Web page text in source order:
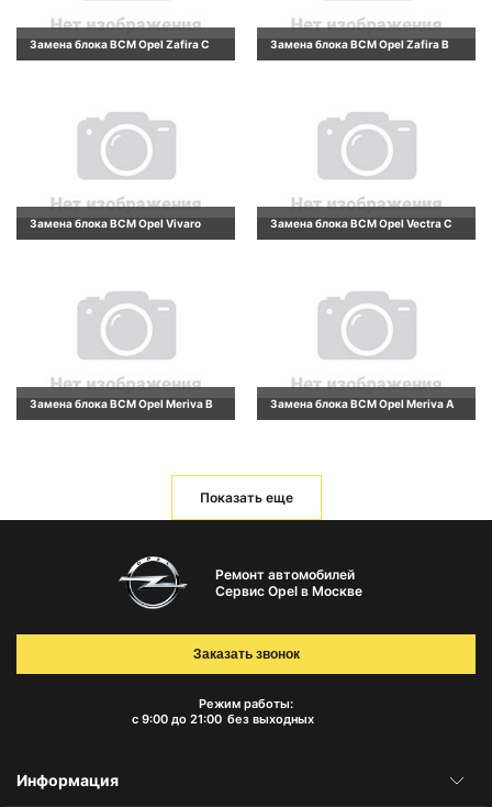
Замена блока BCM Opel Zafira C Замена блока BCM Opel Zafira B
Замена блока BCM Opel Vivaro Замена блока BCM Opel Vectra C
Замена блока BCM Opel Meriva B Замена блока BCM Opel Meriva A
Показать еще
Ремонт автомобилей
Сервис Opel в Москве
Режим работы:
с 9:00 до 21:00 без выходных
Заказать звонок
Информация